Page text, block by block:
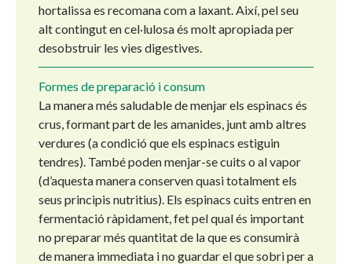
hortalissa es recomana com a laxant. Així, pel seu
alt contingut en cel·lulosa és molt apropiada per
desobstruir les vies digestives.
Formes de preparació i consum
La manera més saludable de menjar els espinacs és
crus, formant part de les amanides, junt amb altres
verdures (a condició que els espinacs estiguin
tendres). També poden menjar-se cuits o al vapor
(d’aquesta manera conserven quasi totalment els
seus principis nutritius). Els espinacs cuits entren en
fermentació ràpidament, fet pel qual és important
no preparar més quantitat de la que es consumirà
de manera immediata i no guardar el que sobri per a